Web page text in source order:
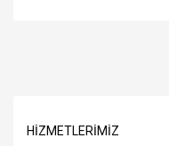
HIZMETLERIMIZ